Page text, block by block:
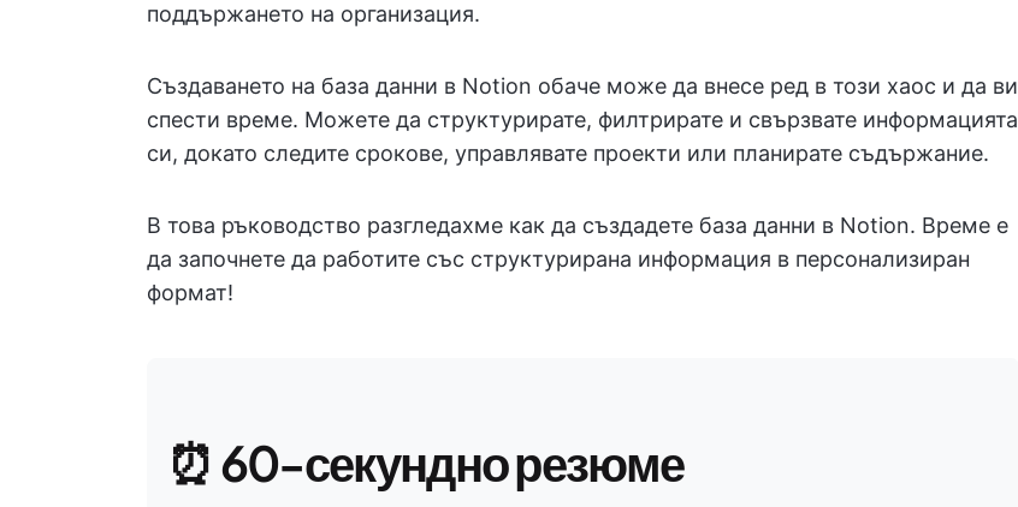
поддържането на организация.
Създаването на база данни в Notion обаче може да внесе ред в този хаос и да ви
спести време. Можете да структурирате, филтрирате и свързвате информацията
си, докато следите срокове, управлявате проекти или планирате съдържание.
В това ръководство разгледахме как да създадете база данни в Notion. Време е
да започнете да работите със структурирана информация в персонализиран
формат!
⏰ 60-секундно резюме